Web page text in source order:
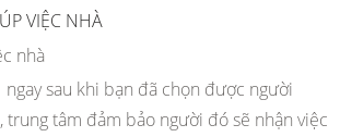
nhà
ngay sau khi bạn đã chọn được người
trung tâm đảm bảo người đó sẽ nhận việc